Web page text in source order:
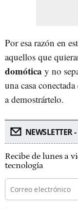
Por esa razón en
aquellos que
domótica y no
una casa
a demostrártelo.
NEWSLETTER
Recibe de lunes a
tecnología